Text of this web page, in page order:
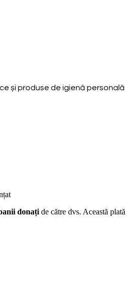
și produse de igienă personală
donați de către dvs. Această plată